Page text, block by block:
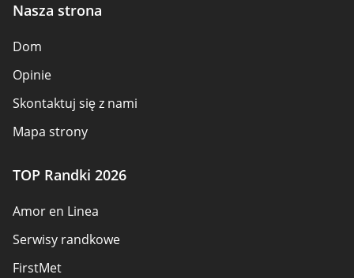
Nasza strona
Dom
Opinie
Skontaktuj się z nami
Mapa strony
TOP Randki 2026
Amor en Linea
Serwisy randkowe
FirstMet